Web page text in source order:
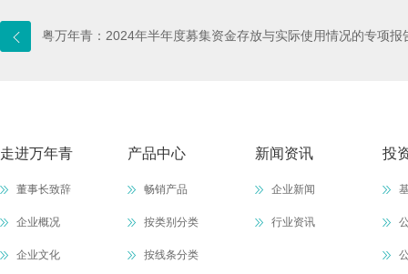
粤万年青：2024年半年度募集资金存放与实际使用情况的专项报
走进万年青
董事长致辞
企业概况
企业文化
产品中心
畅销产品
按类别分类
按线条分类
新闻资讯
企业新闻
行业资讯
投